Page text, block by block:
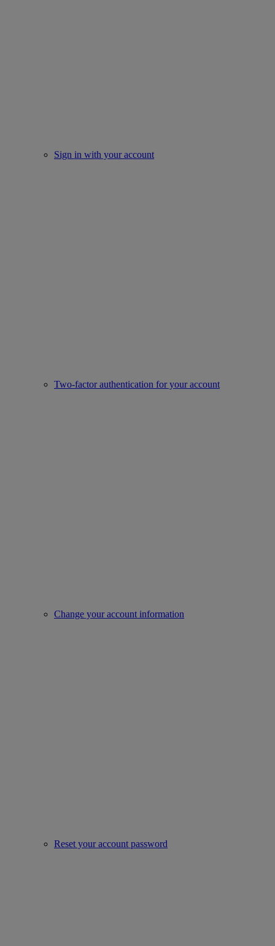
Sign in with your account
Two-factor authentication for your account
Change your account information
Reset your account password